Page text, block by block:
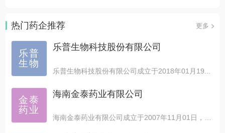
热门药企推荐 更多
乐普
生物
乐普生物科技股份有限公司
乐普生物科技股份有限公司成立于2018年01月19...
金泰
药业
海南金泰药业有限公司
海南金泰药业有限公司成立于2007年11月01日，注...